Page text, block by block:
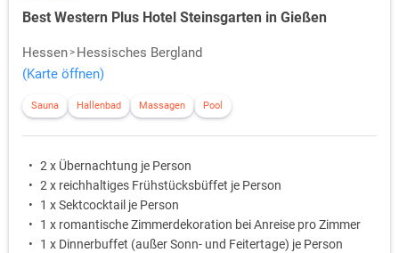
Best Western Plus Hotel Steinsgarten in Gießen
Hessen
Hessisches Bergland
(Karte öffnen)
Sauna Hallenbad Massagen Pool
2 x Übernachtung je Person
2 x reichhaltiges Frühstücksbüffet je Person
1 x Sektcocktail je Person
1 x romantische Zimmerdekoration bei Anreise pro Zimmer
1 x Dinnerbuffet (außer Sonn- und Feitertage) je Person